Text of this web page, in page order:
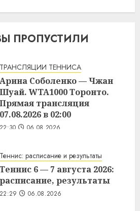
ПРОПУСТИЛИ
ТРАНСЛЯЦИИ ТЕННИСА
Арина Соболенко — Чжан
Шуай. WTA1000 Торонто.
Прямая трансляция
07.08.2026 в 02:00
22:30 06.08.2026
Теннис: расписание и результаты
Теннис 6 — 7 августа 2026:
расписание, результаты
22:29 06.08.2026